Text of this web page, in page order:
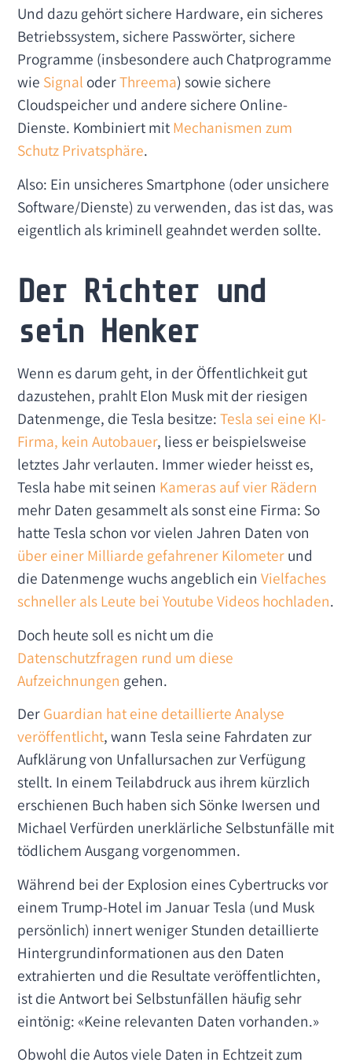
Und dazu gehört sichere Hardware, ein sicheres
Betriebssystem, sichere Passwörter, sichere
Programme (insbesondere auch Chatprogramme
wie Signal oderThreema) sowie sichere
Cloudspeicher und andere sichere Online-
Dienste. Kombiniert mitMechanismen zum
Schutz Privatsphäre.
Also: Ein unsicheres Smartphone (oder unsichere
Software/Dienste) zu verwenden, das ist das, was
eigentlich als kriminell geahndet werden sollte.
Der Richter und
sein Henker
Wenn es darum geht, in der Öffentlichkeit gut
dazustehen, prahlt Elon Musk mit der riesigen
Datenmenge, die Tesla besitze:Tesla sei eine KI-
Firma, kein Autobauer, liess er beispielsweise
letztes Jahr verlauten. Immer wieder heisst es,
Tesla habe mit seinen Kameras auf vier Rädern
mehr Daten gesammelt als sonst eine Firma: So
hatte Tesla schon vor vielen Jahren Daten von
über einer Milliarde gefahrener Kilometerund
die Datenmenge wuchs angeblich einVielfaches
schneller als Leute bei Youtube Videos hochladen.
Doch heute soll es nicht um die
Datenschutzfragen rund um diese
Aufzeichnungen gehen.
DerGuardian hat eine detaillierte Analyse
veröffentlicht, wann Tesla seine Fahrdaten zur
Aufklärung von Unfallursachen zur Verfügung
stellt. In einem Teilabdruck aus ihrem kürzlich
erschienen Buch haben sich Sönke Iwersen und
Michael Verfürden unerklärliche Selbstunfälle mit
tödlichem Ausgang vorgenommen.
Während bei der Explosion eines Cybertrucks vor
einem Trump-Hotel im Januar Tesla (und Musk
persönlich) innert weniger Stunden detaillierte
Hintergrundinformationen aus den Daten
extrahierten und die Resultate veröffentlichten,
ist die Antwort bei Selbstunfällen häufig sehr
eintönig: «Keine relevanten Daten vorhanden.»
Obwohl die Autos viele Daten in Echtzeit zum